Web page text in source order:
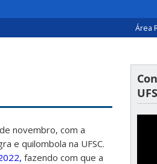
Área
novembro, com a
e quilombola na UFSC.
fazendo com que a